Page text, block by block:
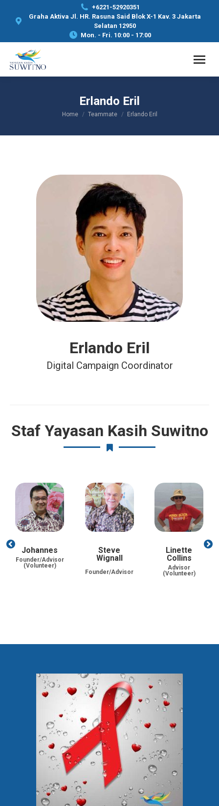
+6221-52920351
Graha Aktiva Jl. HR. Rasuna Said Blok X-1 Kav. 3 Jakarta
Selatan 12950
Mon. - Fri. 10:00 - 17:00
Erlando Eril
You are here:
Home Teammate Erlando Eril
Erlando Eril
Digital Campaign Coordinator
Staf Yayasan Kasih Suwitno
Johannes
Founder/Advisor
(Volunteer)
Steve
Wignall
Founder/Advisor
Linette
Collins
Advisor
(Volunteer)